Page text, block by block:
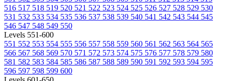
516 517 518 519 520 521 522 523 524 525 526 527 528 529 530
531 532 533 534 535 536 537 538 539 540 541 542 543 544 545
546 547 548 549 550
Levels 551-600
551 552 553 554 555 556 557 558 559 560 561 562 563 564 565
566 567 568 569 570 571 572 573 574 575 576 577 578 579 580
581 582 583 584 585 586 587 588 589 590 591 592 593 594 595
596 597 598 599 600